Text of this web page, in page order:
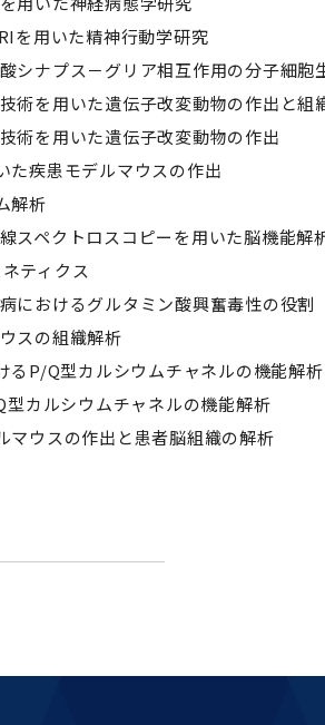
を用いた精神行動学研究
シナプス－グリア相互作用の分子細胞
術を用いた遺伝子改変動物の作出と組
術を用いた遺伝子改変動物の作出
た疾患モデルマウスの作出
解析
スペクトロスコピーを用いた脳機能解
ティクス
におけるグルタミン酸興奮毒性の役割
スの組織解析
るP/Q型カルシウムチャネルの機能解析
カルシウムチャネルの機能解析
マウスの作出と患者脳組織の解析